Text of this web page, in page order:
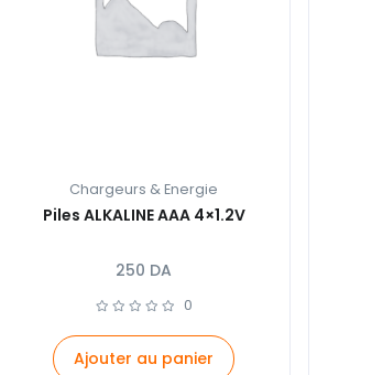
Chargeurs & Energie
Piles ALKALINE AAA 4×1.2V
250 DA
0
Ajouter au panier